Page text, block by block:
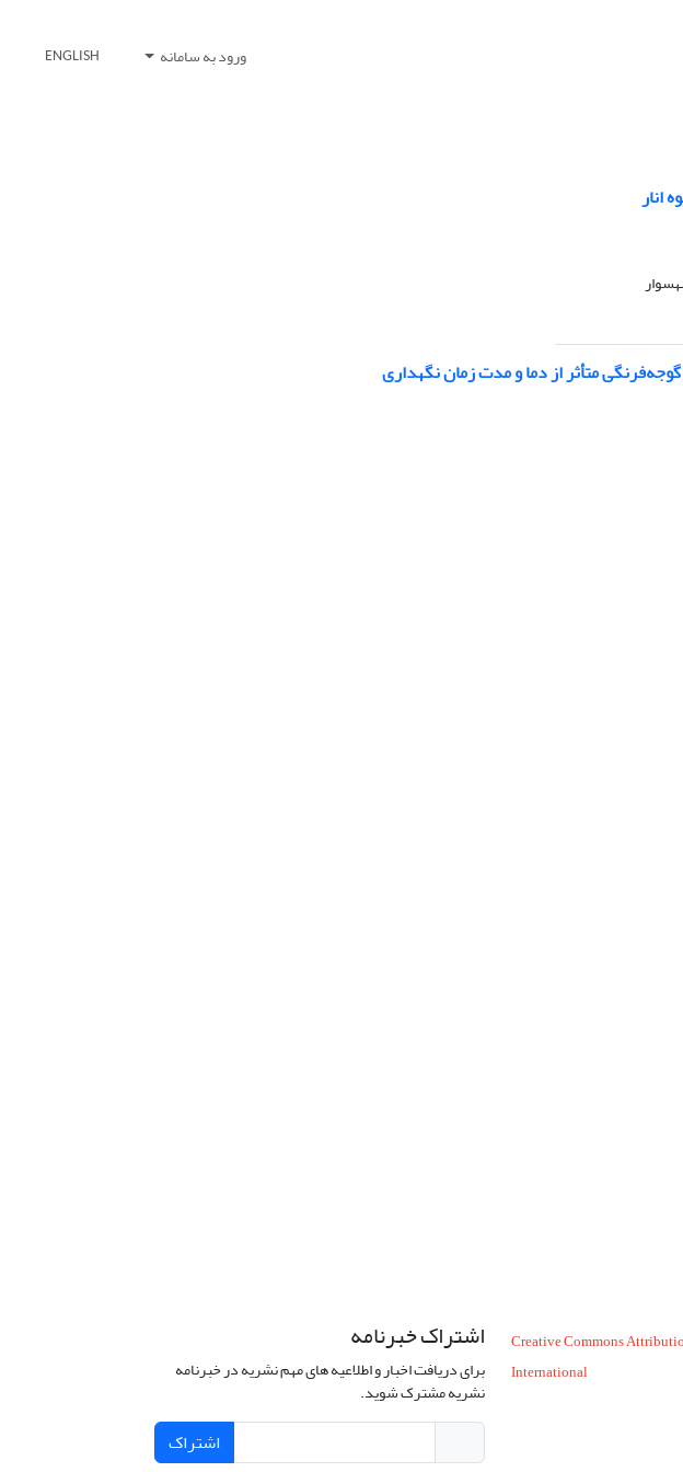
ورود به سامانه ENGLISH
انار
متأثر از دما و مدت زمان نگهداری
Creative Commons
International
اشتراک خبرنامه
برای دریافت اخبار و اطلاعیه های مهم نشریه در خبرنامه
نشریه مشترک شوید.
اشتراک